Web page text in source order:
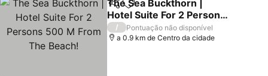
PartilharAdicionar aos favoritos
The Sea Buckthorn |
Hotel Suite For 2 Persons
500 M From The Beach!
/
Pontuação não disponível
a 0.9 km de Centro da cidade